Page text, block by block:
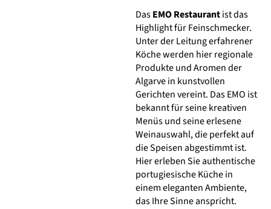
DasEMO Restaurantist das
Highlight für Feinschmecker.
Unter der Leitung erfahrener
Köche werden hier regionale
Produkte und Aromen der
Algarve in kunstvollen
Gerichten vereint. Das EMO ist
bekannt für seine kreativen
Menüs und seine erlesene
Weinauswahl, die perfekt auf
die Speisen abgestimmt ist.
Hier erleben Sie authentische
portugiesische Küche in
einem eleganten Ambiente,
das Ihre Sinne anspricht.